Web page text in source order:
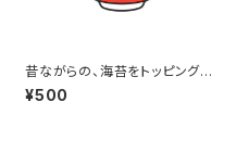
昔ながらの、海苔をトッピングし
た醤油ラーメン（線画カラー）の
イラスト
¥500